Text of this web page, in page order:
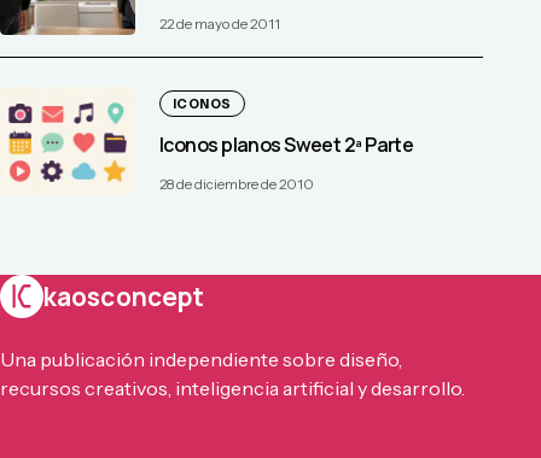
22 de mayo de 2011
ICONOS
Iconos planos Sweet 2ª Parte
28 de diciembre de 2010
kaosconcept
Una publicación independiente sobre diseño,
recursos creativos, inteligencia artificial y desarrollo.